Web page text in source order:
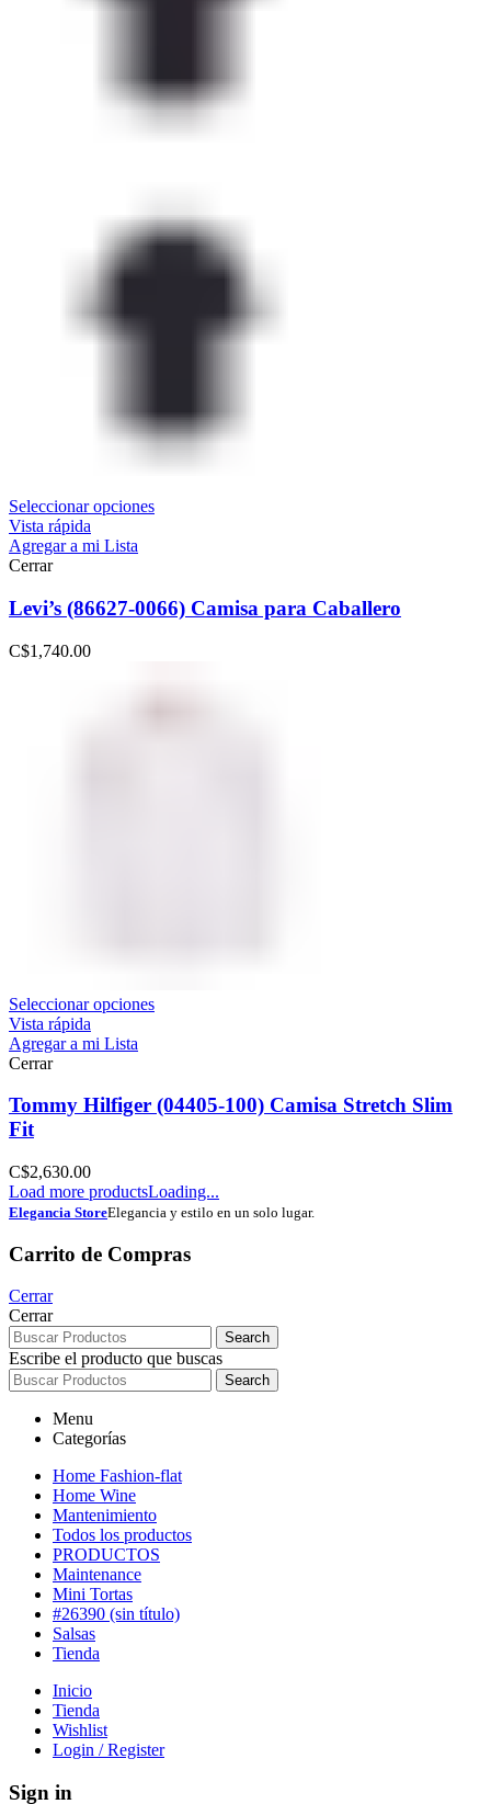
Seleccionar opciones
Vista rápida
Agregar a mi Lista
Cerrar
Levi’s (86627-0066) Camisa para Caballero
C$1,740.00
Seleccionar opciones
Vista rápida
Agregar a mi Lista
Cerrar
Tommy Hilfiger (04405-100) Camisa Stretch Slim
Fit
C$2,630.00
Load more productsLoading...
Elegancia StoreElegancia y estilo en un solo lugar.
Carrito de Compras
Cerrar
Cerrar
Search
Escribe el producto que buscas
Search
Menu
Categorías
Home Fashion-flat
Home Wine
Mantenimiento
Todos los productos
PRODUCTOS
Maintenance
Mini Tortas
#26390 (sin título)
Salsas
Tienda
Inicio
Tienda
Wishlist
Login / Register
Sign in